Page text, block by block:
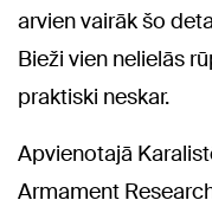
arvien vairāk šo
Bieži vien nelielās
praktiski neskar.
Apvienotajā
Armament